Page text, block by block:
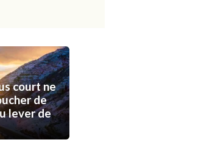
court ne
de
lever de